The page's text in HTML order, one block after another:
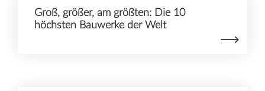
Groß, größer, am größten: Die 10
höchsten Bauwerke der Welt